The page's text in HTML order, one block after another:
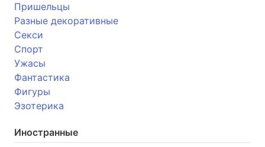
Пришельцы
Разные декоративные
Секси
Спорт
Ужасы
Фантастика
Фигуры
Эзотерика
Иностранные